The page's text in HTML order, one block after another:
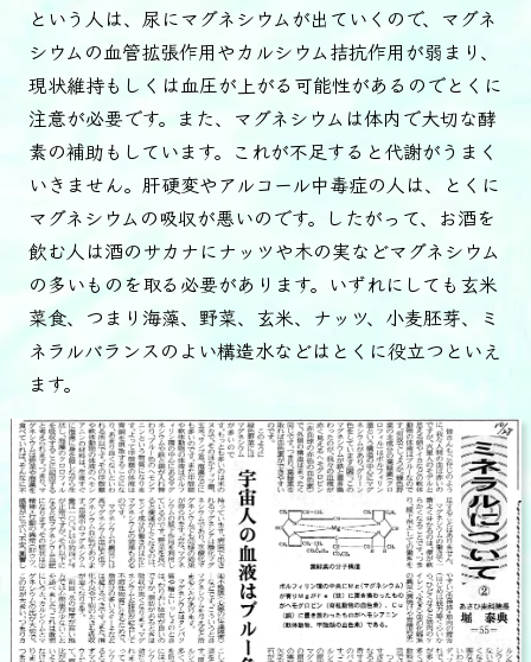
という人は、尿にマグネシウムが出ていくので、マグネ
シウムの血管拡張作用やカルシウム拮抗作用が弱まり、
現状維持もしくは血圧が上がる可能性があるのでとくに
注意が必要です。また、マグネシウムは体内で大切な酵
素の補助もしています。これが不足すると代謝がうまく
いきません。肝硬変やアルコール中毒症の人は、とくに
マグネシウムの吸収が悪いのです。したがって、お酒を
飲む人は酒のサカナにナッツや木の実などマグネシウム
の多いものを取る必要があります。いずれにしても玄米
菜食、つまり海藻、野菜、玄米、ナッツ、小麦胚芽、ミ
ネラルバランスのよい構造水などはとくに役立つといえ
ます。